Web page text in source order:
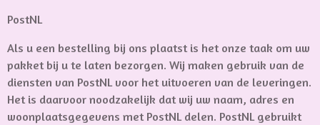
PostNL
Als u een bestelling bij ons plaatst is het onze taak om uw
pakket bij u te laten bezorgen. Wij maken gebruik van de
diensten van PostNL voor het uitvoeren van de leveringen.
Het is daarvoor noodzakelijk dat wij uw naam, adres en
woonplaatsgegevens met PostNL delen. PostNL gebruikt